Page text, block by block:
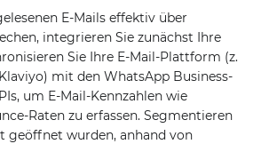
E-Mails effektiv über
integrieren Sie zunächst Ihre
Sie Ihre E-Mail-Plattform (z.
mit den WhatsApp Business-
um E-Mail-Kennzahlen wie
Raten zu erfassen. Segmentieren
geöffnet wurden, anhand von